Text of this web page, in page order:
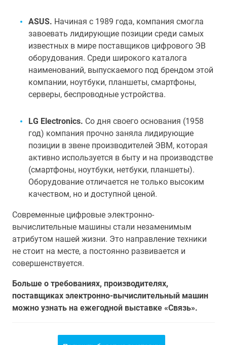
ASUS. Начиная с 1989 года, компания смогла
завоевать лидирующие позиции среди самых
известных в мире поставщиков цифрового ЭВ
оборудования. Среди широкого каталога
наименований, выпускаемого под брендом этой
компании, ноутбуки, планшеты, смартфоны,
серверы, беспроводные устройства.
LG Electronics. Со дня своего основания (1958
год) компания прочно заняла лидирующие
позиции в звене производителей ЭВМ, которая
активно используется в быту и на производстве
(смартфоны, ноутбуки, нетбуки, планшеты).
Оборудование отличается не только высоким
качеством, но и доступной ценой.
Современные цифровые электронно-
вычислительные машины стали незаменимым
атрибутом нашей жизни. Это направление техники
не стоит на месте, а постоянно развивается и
совершенствуется.
Больше о требованиях, производителях,
поставщиках электронно-вычислительный машин
можно узнать на ежегодной выставке «Связь».